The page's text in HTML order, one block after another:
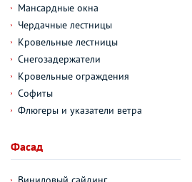
Мансардные окна
Чердачные лестницы
Кровельные лестницы
Снегозадержатели
Кровельные ограждения
Софиты
Флюгеры и указатели ветра
Фасад